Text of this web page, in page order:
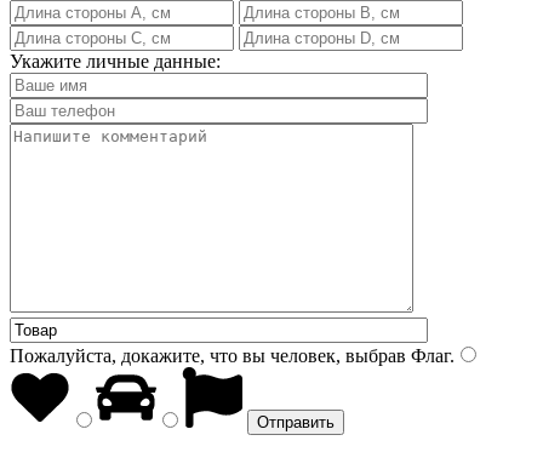
Укажите личные данные:
Пожалуйста, докажите, что вы человек, выбрав Флаг.